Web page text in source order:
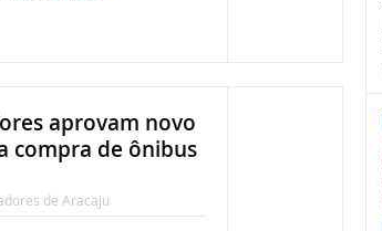
aprovam novo
compra de ônibus
de Aracaju